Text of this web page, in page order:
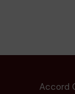
Accord